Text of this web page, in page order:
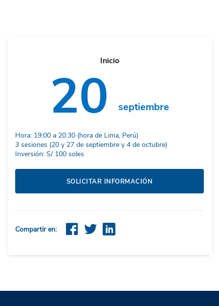
Inicio
20 septiembre
Hora: 19:00 a 20:30 (hora de Lima, Perú)
3 sesiones (20 y 27 de septiembre y 4 de octubre)
Inversión: S/ 100 soles
SOLICITAR INFORMACIÓN
Compartir en: